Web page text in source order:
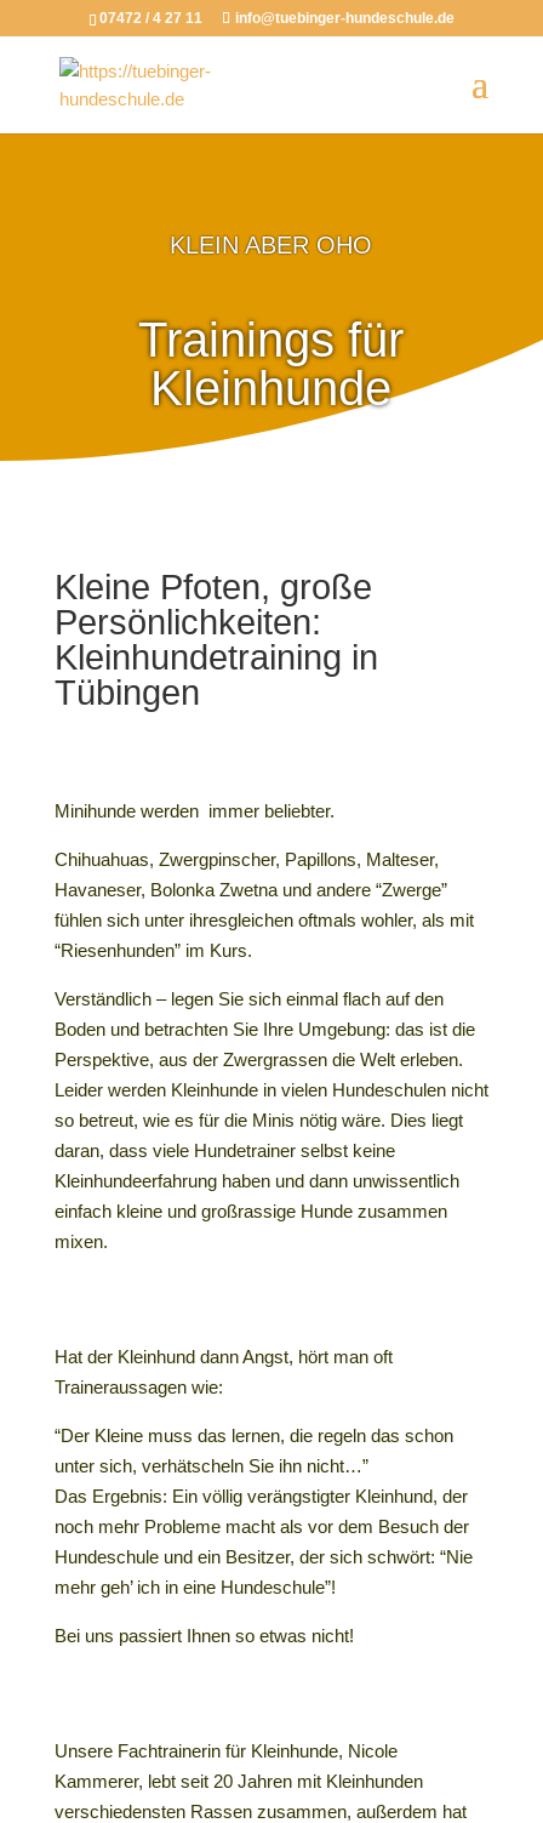
07472 / 4 27 11 info@tuebinger-hundeschule.de
KLEIN ABER OHO
Trainings für
Kleinhunde
Kleine Pfoten, große
Persönlichkeiten:
Kleinhundetraining in
Tübingen
Minihunde werden immer beliebter.
Chihuahuas, Zwergpinscher, Papillons, Malteser,
Havaneser, Bolonka Zwetna und andere “Zwerge”
fühlen sich unter ihresgleichen oftmals wohler, als mit
“Riesenhunden” im Kurs.
Verständlich – legen Sie sich einmal flach auf den
Boden und betrachten Sie Ihre Umgebung: das ist die
Perspektive, aus der Zwergrassen die Welt erleben.
Leider werden Kleinhunde in vielen Hundeschulen nicht
so betreut, wie es für die Minis nötig wäre. Dies liegt
daran, dass viele Hundetrainer selbst keine
Kleinhundeerfahrung haben und dann unwissentlich
einfach kleine und großrassige Hunde zusammen
mixen.
Hat der Kleinhund dann Angst, hört man oft
Traineraussagen wie:
“Der Kleine muss das lernen, die regeln das schon
unter sich, verhätscheln Sie ihn nicht…”
Das Ergebnis: Ein völlig verängstigter Kleinhund, der
noch mehr Probleme macht als vor dem Besuch der
Hundeschule und ein Besitzer, der sich schwört: “Nie
mehr geh’ ich in eine Hundeschule”!
Bei uns passiert Ihnen so etwas nicht!
Unsere Fachtrainerin für Kleinhunde, Nicole
Kammerer, lebt seit 20 Jahren mit Kleinhunden
verschiedensten Rassen zusammen, außerdem hat